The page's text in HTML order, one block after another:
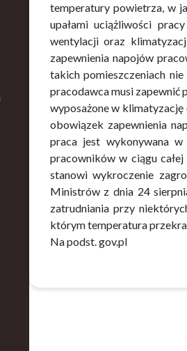
temperatury powietrza, w
upałami uciążliwości
wentylacji oraz
zapewnienia napojów
takich pomieszczeniach
pracodawca musi zapewnić
wyposażone w
obowiązek zapewnienia
praca jest wykonywana
pracowników w ciągu
stanowi wykroczenie
Ministrów z dnia 24
zatrudniania przy
którym temperatura
Na podst. gov.pl